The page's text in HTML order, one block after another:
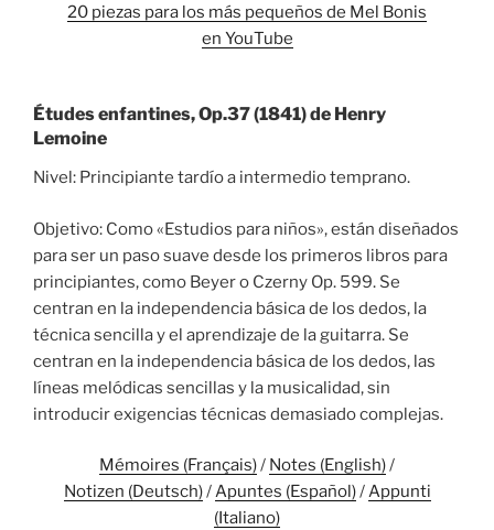
20 piezas para los más pequeños de Mel Bonis
en YouTube
Études enfantines, Op.37 (1841) de Henry
Lemoine
Nivel: Principiante tardío a intermedio temprano.
Objetivo: Como «Estudios para niños», están diseñados
para ser un paso suave desde los primeros libros para
principiantes, como Beyer o Czerny Op. 599. Se
centran en la independencia básica de los dedos, la
técnica sencilla y el aprendizaje de la guitarra. Se
centran en la independencia básica de los dedos, las
líneas melódicas sencillas y la musicalidad, sin
introducir exigencias técnicas demasiado complejas.
Mémoires (Français)/ Notes (English)/
Notizen (Deutsch)/Apuntes (Español)/Appunti
(Italiano)